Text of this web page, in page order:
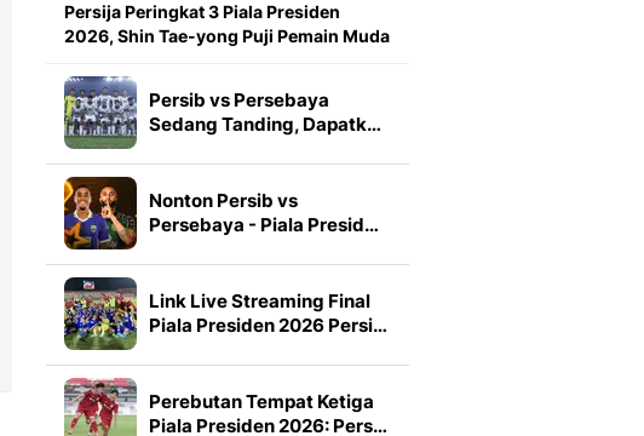
Persija Peringkat 3 Piala Presiden
2026, Shin Tae-yong Puji Pemain Muda
Persib vs Persebaya
Sedang Tanding, Dapatk…
Nonton Persib vs
Persebaya - Piala Presid…
Link Live Streaming Final
Piala Presiden 2026 Persi…
Perebutan Tempat Ketiga
Piala Presiden 2026: Pers…